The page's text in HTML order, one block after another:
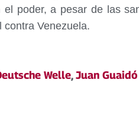
el poder, a pesar de las
contra Venezuela.
Welle,Juan Guaidó